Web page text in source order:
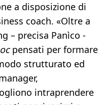
a disposizione di
coach. «Oltre a
– precisa Panìco -
pensati per formare
strutturato ed
intraprendere